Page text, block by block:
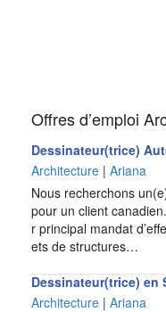
Offres d’emploi
Dessinateur(trice)
Architecture | Ariana
Nous recherchons
pour un client
r principal mandat
ets de structures…
Dessinateur(trice) en
Architecture | Ariana